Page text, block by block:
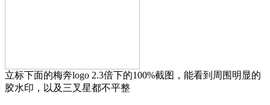
立标下面的梅奔logo 2.3倍下的100%截图，能看到周围明显的
胶水印，以及三叉星都不平整